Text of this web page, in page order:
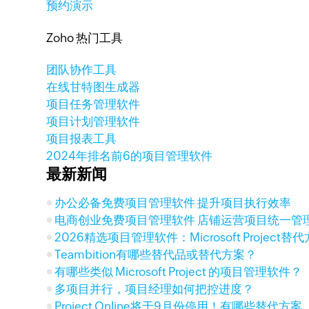
预约演示
Zoho 热门工具
团队协作工具
在线甘特图生成器
项目任务管理软件
项目计划管理软件
项目报表工具
2024年排名前6的项目管理软件
最新新闻
办公必备免费项目管理软件 提升项目执行效率
电商创业免费项目管理软件 店铺运营项目统一管
2026精选项目管理软件：Microsoft Project替代
Teambition有哪些替代品或替代方案？
有哪些类似 Microsoft Project 的项目管理软件？
多项目并行，项目经理如何把控进度？
Project Online将于9月份停用！有哪些替代方案